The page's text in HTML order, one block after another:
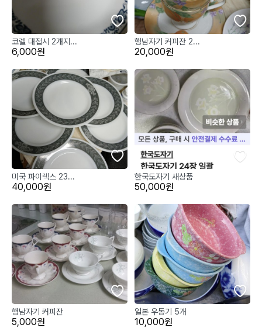
코렐 대접시 2개지...
6,000원
행남자기 커피잔 2...
20,000원
미국 파이렉스 23...
40,000원
한국도자기 새상품
50,000원
행남자기 커피잔
5,000원
일본 우동기 5개
10,000원